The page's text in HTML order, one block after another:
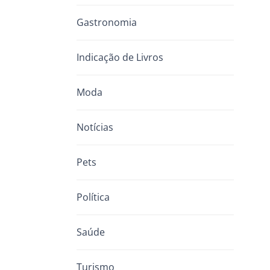
Gastronomia
Indicação de Livros
Moda
Notícias
Pets
Política
Saúde
Turismo